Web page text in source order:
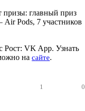
призы: главный приз
Pods, 7 участников
Рост: VK App. Узнать
на сайте.
1 0